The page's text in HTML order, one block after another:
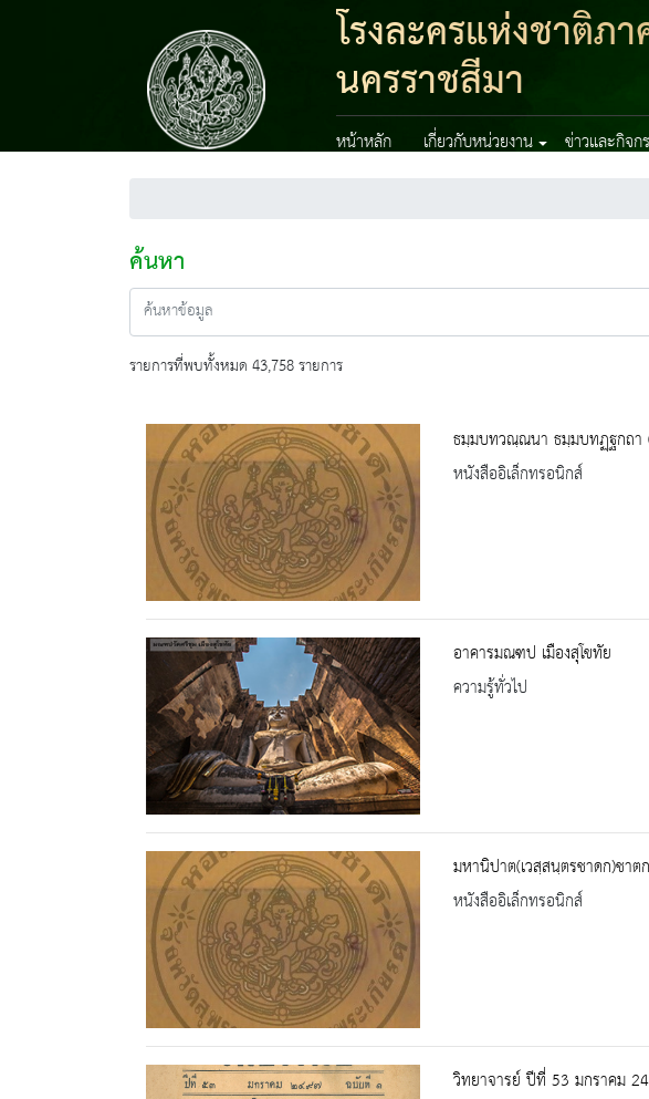
โรงละครแห่งชาติภ
นครราชสีมา
หน้าหลัก เกี่ยวกับหน่วยงาน ข่าวและกิจก
ค้นหา
รายการที่พบทั้งหมด 43,758 รายการ
ธมฺมบทวณฺณนา ธมฺมบทฏฺฐกถ
หนังสืออิเล็กทรอนิกส์
อาคารมณฑป เมืองสุโขทัย
ความรู้ทั่วไป
มหานิปาต(เวสฺสนฺตรชาดก)ชา
หนังสืออิเล็กทรอนิกส์
วิทยาจารย์ ปีที่ 53 มกราคม